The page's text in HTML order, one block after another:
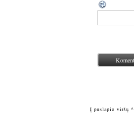
Į puslapio viršų ^